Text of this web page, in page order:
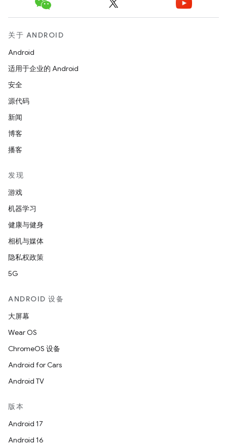
关于 ANDROID
Android
适用于企业的 Android
安全
源代码
新闻
博客
播客
发现
游戏
机器学习
健康与健身
相机与媒体
隐私权政策
5G
ANDROID 设备
大屏幕
Wear OS
ChromeOS 设备
Android for Cars
Android TV
版本
Android 17
Android 16